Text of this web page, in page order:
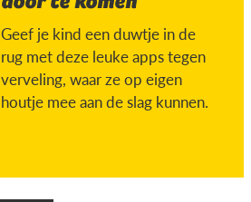
Geef je kind een duwtje in de
rug met deze leuke apps tegen
verveling, waar ze op eigen
houtje mee aan de slag kunnen.